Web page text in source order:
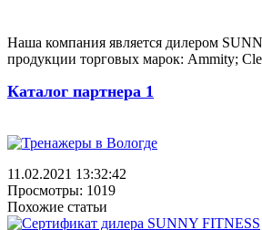
Наша компания является дилером
продукции торговых марок: Ammity;
Каталог партнера 1
11.02.2021 13:32:42
Просмотры: 1019
Похожие статьи